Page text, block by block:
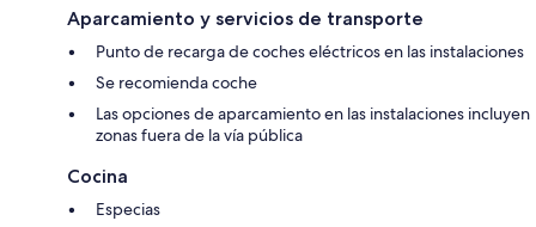
Aparcamiento y servicios de transporte
Punto de recarga de coches eléctricos en las instalaciones
Se recomienda coche
Las opciones de aparcamiento en las instalaciones incluyen
zonas fuera de la vía pública
Cocina
Especias